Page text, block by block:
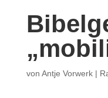
von Antje Vorwerk|